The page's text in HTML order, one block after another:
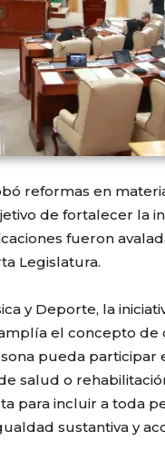
reformas en
de fortalecer la
fueron
Legislatura.
y Deporte, la
el concepto de
pueda participar
salud o
para incluir a toda
sustantiva y